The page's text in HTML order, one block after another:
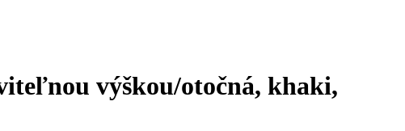
výškou/otočná, khaki,